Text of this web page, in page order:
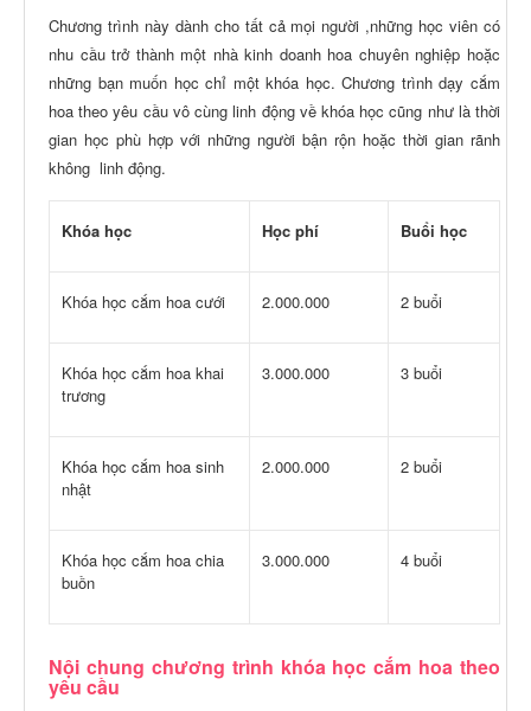
Chương trình này dành cho tất cả mọi người ,những học viên có
nhu cầu trở thành một nhà kinh doanh hoa chuyên nghiệp hoặc
những bạn muốn học chỉ một khóa học. Chương trình dạy cắm
hoa theo yêu cầu vô cùng linh động về khóa học cũng như là thời
gian học phù hợp với những người bận rộn hoặc thời gian rãnh
không linh động.
Khóa học Học phí Buổi học
Khóa học cắm hoa cưới 2.000.000 2 buổi
Khóa học cắm hoa khai
trương
3.000.000 3 buổi
Khóa học cắm hoa sinh
nhật
2.000.000 2 buổi
Khóa học cắm hoa chia
buồn
3.000.000 4 buổi
Nội chung chương trình khóa học cắm hoa theo
yêu cầu